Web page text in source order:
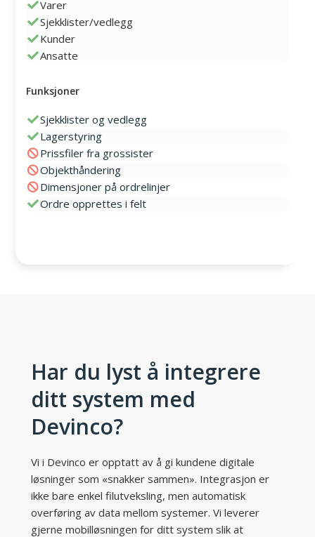
Varer
Sjekklister/vedlegg
Kunder
Ansatte
Funksjoner
Sjekklister og vedlegg
Lagerstyring
Prissfiler fra grossister
Objekthåndering
Dimensjoner på ordrelinjer
Ordre opprettes i felt
Har du lyst å integrere
ditt system med
Devinco?
Vi i Devinco er opptatt av å gi kundene digitale
løsninger som «snakker sammen». Integrasjon er
ikke bare enkel filutveksling, men automatisk
overføring av data mellom systemer. Vi leverer
gjerne mobilløsningen for ditt system slik at